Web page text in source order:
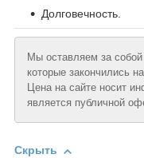
Долговечность.
Мы оставляем за собой
которые закончились
Цена на сайте носит
является публичной
Скрыть